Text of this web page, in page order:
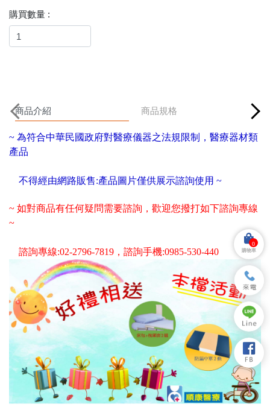
購買數量 :
商品介紹 商品規格
~ 為符合中華民國政府對醫療儀器之法規限制，醫療器材類
產品
不得經由網路販售:產品圖片僅供展示諮詢使用 ~
~ 如對商品有任何疑問需要諮詢，歡迎您撥打如下諮詢專線
~
諮詢專線:02-2796-7819，諮詢手機:0985-530-440 購物車
0